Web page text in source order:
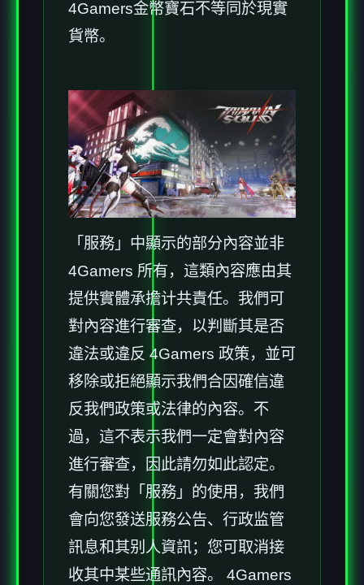
4Gamers金幣寶石不等同於現實
貨幣。
「服務」中顯示的部分內容並非
4Gamers 所有，這類內容應由其
提供實體承擔计共責任。我們可
對內容進行審查，以判斷其是否
違法或違反 4Gamers 政策，並可
移除或拒絕顯示我們合因確信違
反我們政策或法律的內容。不
過，這不表示我們一定會對內容
進行審查，因此請勿如此認定。
有關您對「服務」的使用，我們
會向您發送服務公告、行政监管
訊息和其别人資訊；您可取消接
收其中某些通訊內容。 4Gamers